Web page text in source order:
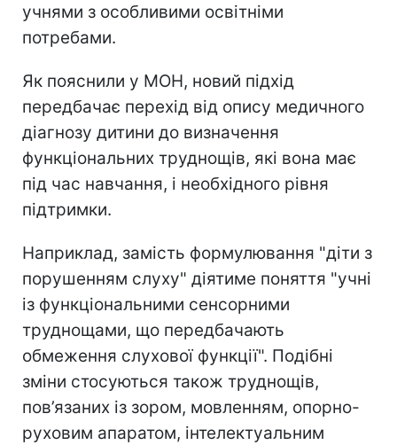
учнями з особливими освітніми
потребами.
Як пояснили у МОН, новий підхід
передбачає перехід від опису медичного
діагнозу дитини до визначення
функціональних труднощів, які вона має
під час навчання, і необхідного рівня
підтримки.
Наприклад, замість формулювання "діти з
порушенням слуху" діятиме поняття "учні
із функціональними сенсорними
труднощами, що передбачають
обмеження слухової функції". Подібні
зміни стосуються також труднощів,
пов’язаних із зором, мовленням, опорно-
руховим апаратом, інтелектуальним